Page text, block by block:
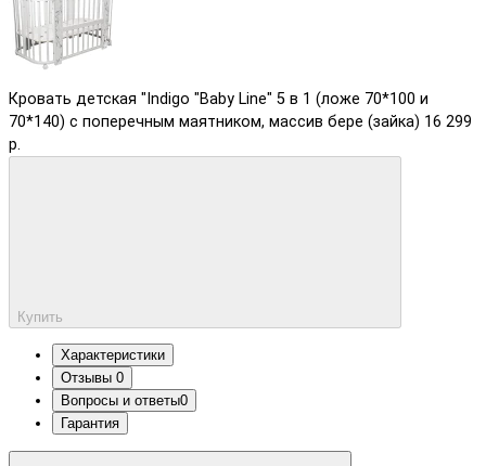
Кровать детская "Indigo "Baby Line" 5 в 1 (ложе 70*100 и
70*140) с поперечным маятником, массив бере (зайка) 16 299
р.
Купить
Характеристики
Отзывы 0
Вопросы и ответы0
Гарантия